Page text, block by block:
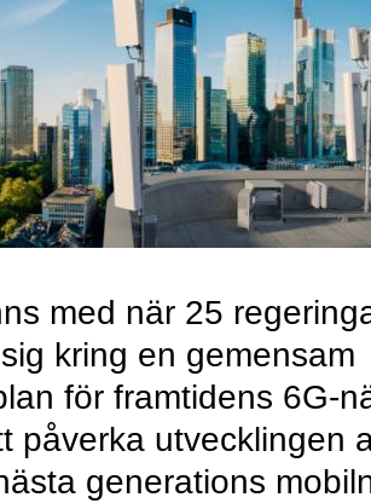
med när 25
kring en gemensam
för framtidens 6G-
påverka utvecklingen
generations